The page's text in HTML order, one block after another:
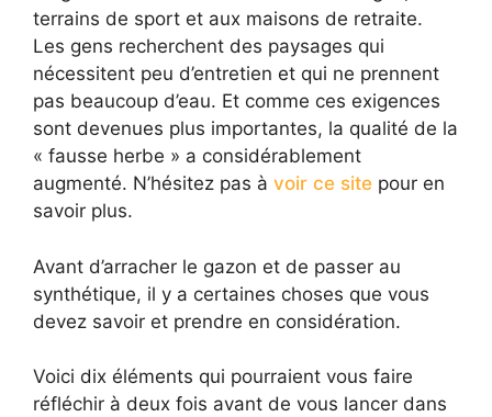
terrains de sport et aux maisons de retraite.
Les gens recherchent des paysages qui
nécessitent peu d’entretien et qui ne prennent
pas beaucoup d’eau. Et comme ces exigences
sont devenues plus importantes, la qualité de la
« fausse herbe » a considérablement
augmenté. N’hésitez pas à voir ce site pour en
savoir plus.
Avant d’arracher le gazon et de passer au
synthétique, il y a certaines choses que vous
devez savoir et prendre en considération.
Voici dix éléments qui pourraient vous faire
réfléchir à deux fois avant de vous lancer dans